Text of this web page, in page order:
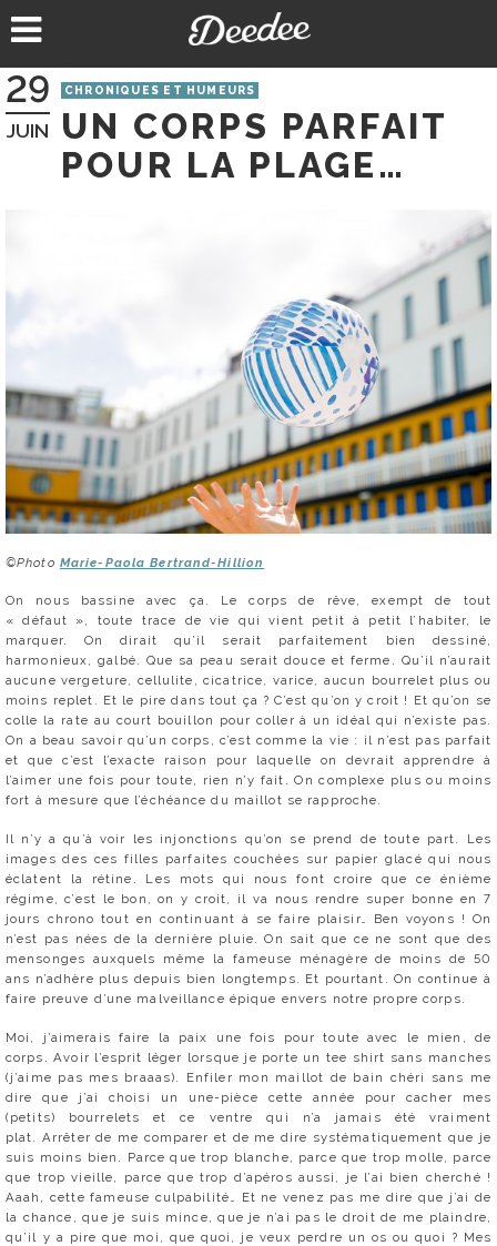
au
29
JUIN
CHRONIQUES ET HUMEURS
UN CORPS PARFAIT
POUR LA PLAGE…
©Photo Marie-Paola Bertrand-Hillion
On nous bassine avec ça. Le corps de rêve, exempt de tout
« défaut », toute trace de vie qui vient petit à petit l’habiter, le
marquer. On dirait qu’il serait parfaitement bien dessiné,
harmonieux, galbé. Que sa peau serait douce et ferme. Qu’il n’aurait
aucune vergeture, cellulite, cicatrice, varice, aucun bourrelet plus ou
moins replet. Et le pire dans tout ça ? C’est qu’on y croit ! Et qu’on se
colle la rate au court bouillon pour coller à un idéal qui n’existe pas.
On a beau savoir qu’un corps, c’est comme la vie : il n’est pas parfait
et que c’est l’exacte raison pour laquelle on devrait apprendre à
l’aimer une fois pour toute, rien n’y fait. On complexe plus ou moins
fort à mesure que l’échéance du maillot se rapproche.
Il n’y a qu’à voir les injonctions qu’on se prend de toute part. Les
images des ces filles parfaites couchées sur papier glacé qui nous
éclatent la rétine. Les mots qui nous font croire que ce énième
régime, c’est le bon, on y croit, il va nous rendre super bonne en 7
jours chrono tout en continuant à se faire plaisir… Ben voyons ! On
n’est pas nées de la dernière pluie. On sait que ce ne sont que des
mensonges auxquels même la fameuse ménagère de moins de 50
ans n’adhère plus depuis bien longtemps. Et pourtant. On continue à
faire preuve d’une malveillance épique envers notre propre corps.
Moi, j’aimerais faire la paix une fois pour toute avec le mien, de
corps. Avoir l’esprit léger lorsque je porte un tee shirt sans manches
(j’aime pas mes braaas). Enfiler mon maillot de bain chéri sans me
dire que j’ai choisi un une-pièce cette année pour cacher mes
(petits) bourrelets et ce ventre qui n’a jamais été vraiment
plat. Arrêter de me comparer et de me dire systématiquement que je
suis moins bien. Parce que trop blanche, parce que trop molle, parce
que trop vieille, parce que trop d’apéros aussi, je l’ai bien cherché !
Aaah, cette fameuse culpabilité… Et ne venez pas me dire que j’ai de
la chance, que je suis mince, que je n’ai pas le droit de me plaindre,
qu’il y a pire que moi, que quoi, je veux perdre un os ou quoi ? Mes